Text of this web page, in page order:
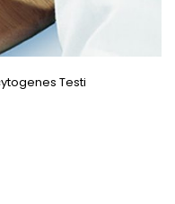
Testi